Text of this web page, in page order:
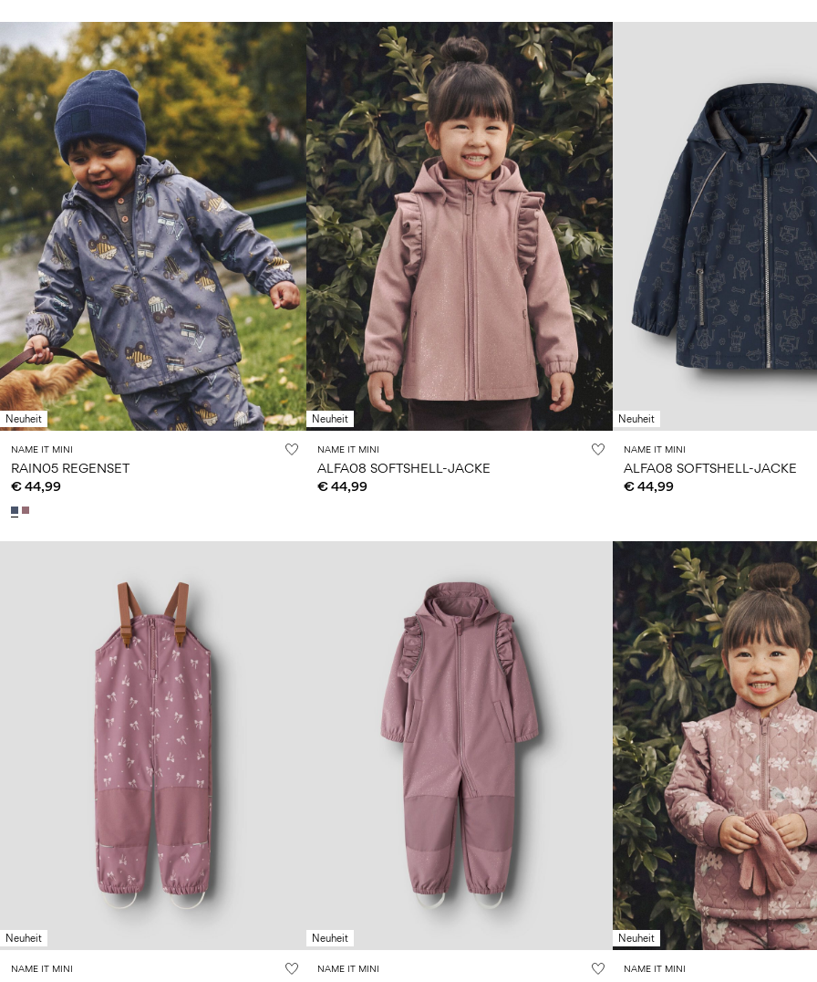
Neuheit
NAME IT MINI
RAIN05 REGENSET
€ 44,99
Neuheit
NAME IT MINI
ALFA08 SOFTSHELL-JACKE
€ 44,99
Neuheit
NAME IT MINI
ALFA08 SOFTSHELL-JACKE
€ 44,99
Neuheit
NAME IT MINI
Neuheit
NAME IT MINI
Neuheit
NAME IT MINI